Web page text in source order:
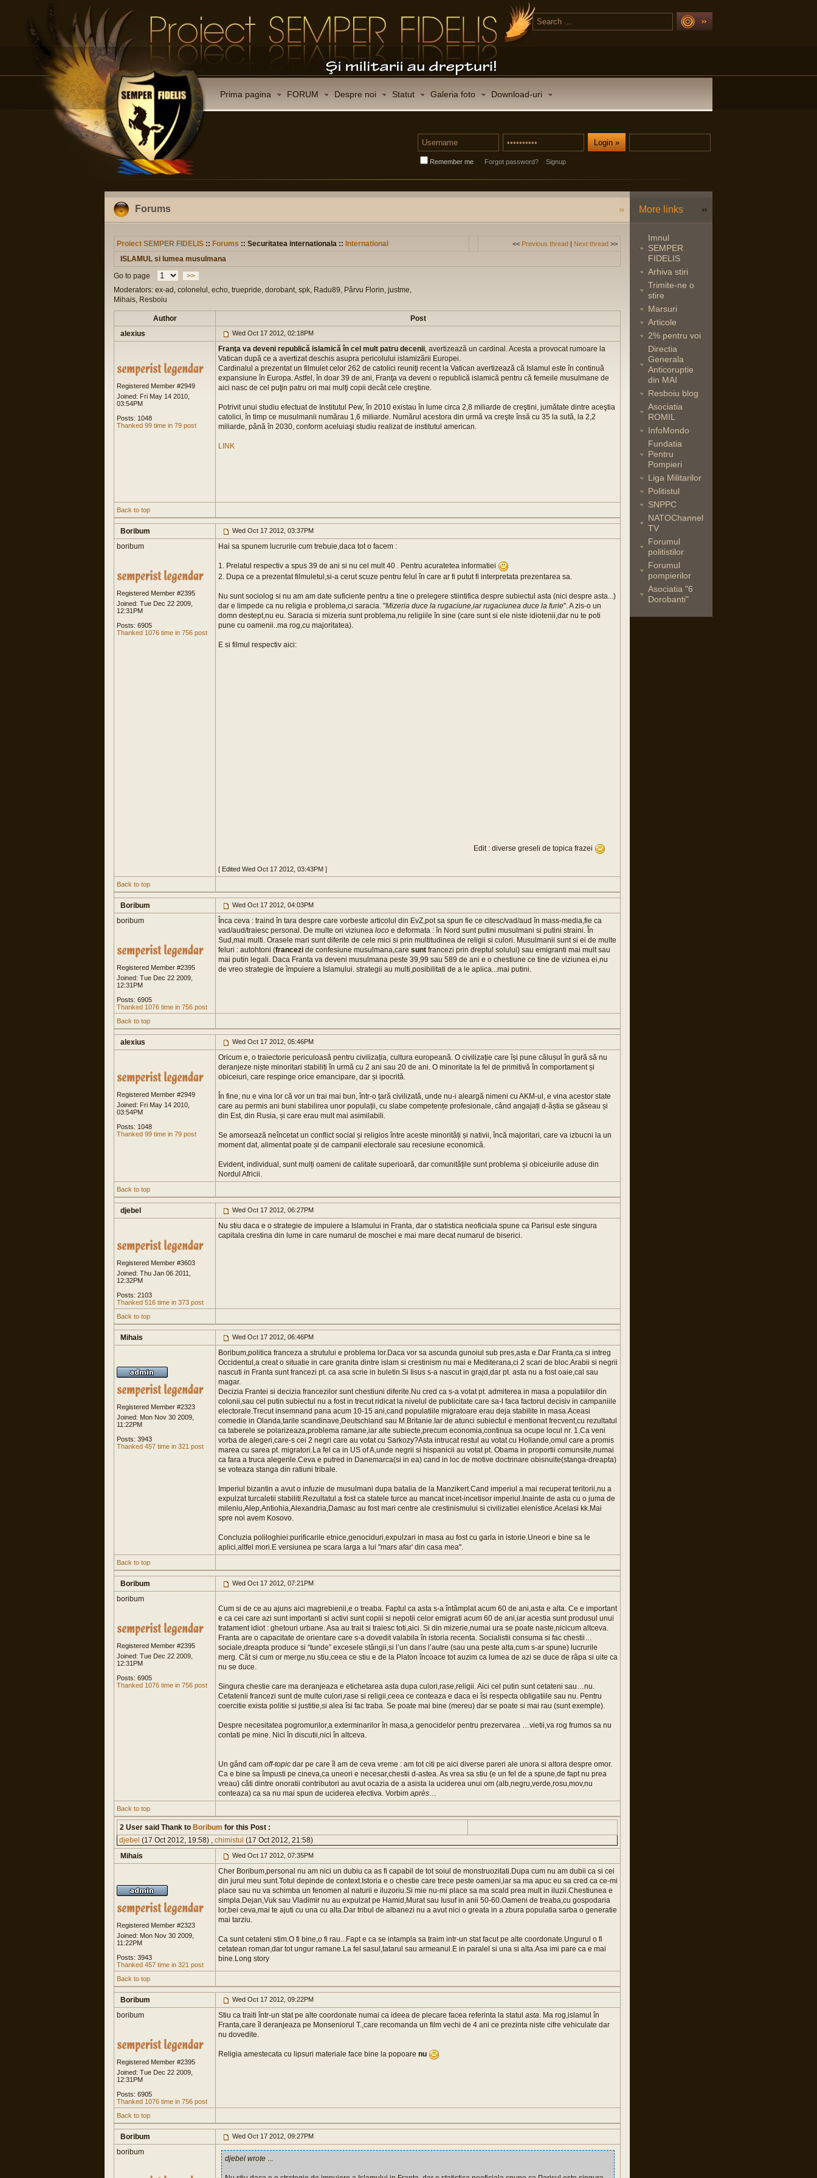
Prima pagina FORUM Despre noi Statut Galeria foto Download-uri
Remember me Forgot password? Signup
Forums
Proiect SEMPER FIDELIS :: Forums :: Securitatea internationala :: International << Previous thread | Next thread >>
ISLAMUL si lumea musulmana
Go to page
>>
Moderators: ex-ad, colonelul, echo, truepride, dorobant, spk, Radu89, Pârvu Florin, justme,
Mihais, Resboiu
Author
Post
alexius
Wed Oct 17 2012, 02:18PM
Registered Member #2949
Joined: Fri May 14 2010,
03:54PM
Posts: 1048
Thanked 99 time in 79 post
Franţa va deveni republică islamică în cel mult patru decenii, avertizează un cardinal. Acesta a provocat rumoare la
Vatican după ce a avertizat deschis asupra pericolului islamizării Europei.
Cardinalul a prezentat un filmulet celor 262 de catolici reuniţi recent la Vatican avertizează că Islamul este în continuă
expansiune în Europa. Astfel, în doar 39 de ani, Franţa va deveni o republică islamică pentru că femeile musulmane de
aici nasc de cel puţin patru ori mai mulţi copii decât cele creştine.
Potrivit unui studiu efectuat de Institutul Pew, în 2010 existau în lume circa 2,8 miliarde de creştini, jumătate dintre aceştia
catolici, în timp ce musulmanii numărau 1,6 miliarde. Numărul acestora din urmă va creşte însă cu 35 la sută, la 2,2
miliarde, până în 2030, conform aceluiaşi studiu realizat de institutul american.
LINK
Back to top
Boribum Wed Oct 17 2012, 03:37PM
boribum
Registered Member #2395
Joined: Tue Dec 22 2009,
12:31PM
Posts: 6905
Thanked 1076 time in 756 post
Hai sa spunem lucrurile cum trebuie,daca tot o facem :
1. Prelatul respectiv a spus 39 de ani si nu cel mult 40 . Pentru acuratetea informatiei
2. Dupa ce a prezentat filmuletul,si-a cerut scuze pentru felul în care ar fi putut fi interpretata prezentarea sa.
Nu sunt sociolog si nu am am date suficiente pentru a tine o prelegere stiintifica despre subiectul asta (nici despre asta...)
dar e limpede ca nu religia e problema,ci saracia. "Mizeria duce la rugaciune,iar rugaciunea duce la furie". A zis-o un
domn destept,nu eu. Saracia si mizeria sunt problema,nu religiile în sine (care sunt si ele niste idiotenii,dar nu te poti
pune cu oamenii..ma rog,cu majoritatea).
E si filmul respectiv aici:
Edit : diverse greseli de topica frazei
[ Edited Wed Oct 17 2012, 03:43PM ]
Back to top
Boribum Wed Oct 17 2012, 04:03PM
boribum
Registered Member #2395
Joined: Tue Dec 22 2009,
12:31PM
Posts: 6905
Thanked 1076 time in 756 post
Înca ceva : traind în tara despre care vorbeste articolul din EvZ,pot sa spun fie ce citesc/vad/aud în mass-media,fie ca
vad/aud/traiesc personal. De multe ori viziunea loco e deformata : în Nord sunt putini musulmani si putini straini. În
Sud,mai multi. Orasele mari sunt diferite de cele mici si prin multitudinea de religii si culori. Musulmanii sunt si ei de multe
feluri : autohtoni (francezi de confesiune musulmana,care sunt francezi prin dreptul solului) sau emigranti mai mult sau
mai putin legali. Daca Franta va deveni musulmana peste 39,99 sau 589 de ani e o chestiune ce tine de viziunea ei,nu
de vreo strategie de împuiere a Islamului. strategii au multi,posibilitati de a le aplica...mai putini.
Back to top
alexius Wed Oct 17 2012, 05:46PM
Registered Member #2949
Joined: Fri May 14 2010,
03:54PM
Posts: 1048
Thanked 99 time in 79 post
Oricum e, o traiectorie periculoasă pentru civilizația, cultura europeană. O civilizație care își pune călușul în gură să nu
deranjeze niște minoritari stabiliți în urmă cu 2 ani sau 20 de ani. O minoritate la fel de primitivă în comportament și
obiceiuri, care respinge orice emancipare, dar și ipocrită.
În fine, nu e vina lor că vor un trai mai bun, într-o țară civilizată, unde nu-i aleargă nimeni cu AKM-ul, e vina acestor state
care au permis ani buni stabilirea unor populații, cu slabe competențe profesionale, când angajați d-ăștia se găseau și
din Est, din Rusia, și care erau mult mai asimilabili.
Se amorsează neîncetat un conflict social și religios între aceste minorități și nativii, încă majoritari, care va izbucni la un
moment dat, alimentat poate și de campanii electorale sau recesiune economică.
Evident, individual, sunt mulți oameni de calitate superioară, dar comunitățile sunt problema și obiceiurile aduse din
Nordul Africii.
Back to top
djebel Wed Oct 17 2012, 06:27PM
Registered Member #3603
Joined: Thu Jan 06 2011,
12:32PM
Posts: 2103
Thanked 516 time in 373 post
Nu stiu daca e o strategie de impuiere a Islamului in Franta, dar o statistica neoficiala spune ca Parisul este singura
capitala crestina din lume in care numarul de moschei e mai mare decat numarul de biserici.
Back to top
Mihais Wed Oct 17 2012, 06:46PM
Registered Member #2323
Joined: Mon Nov 30 2009,
11:22PM
Posts: 3943
Thanked 457 time in 321 post
Boribum,politica franceza a strutului e problema lor.Daca vor sa ascunda gunoiul sub pres,asta e.Dar Franta,ca si intreg
Occidentul,a creat o situatie in care granita dintre islam si crestinism nu mai e Mediterana,ci 2 scari de bloc.Arabii si negrii
nascuti in Franta sunt francezi pt. ca asa scrie in buletin.Si Iisus s-a nascut in grajd,dar pt. asta nu a fost oaie,cal sau
magar.
Decizia Frantei si decizia francezilor sunt chestiuni diferite.Nu cred ca s-a votat pt. admiterea in masa a populatiilor din
colonii,sau cel putin subiectul nu a fost in trecut ridicat la nivelul de publicitate care sa-l faca factorul decisiv in campaniile
electorale.Trecut insemnand pana acum 10-15 ani,cand populatiile migratoare erau deja stabilite in masa.Aceasi
comedie in Olanda,tarile scandinave,Deutschland sau M.Britanie.Iar de atunci subiectul e mentionat frecvent,cu rezultatul
ca taberele se polarizeaza,problema ramane,iar alte subiecte,precum economia,continua sa ocupe locul nr. 1.Ca veni
vorba de alegeri,care-s cei 2 negri care au votat cu Sarkozy?Asta intrucat restul au votat cu Hollande,omul care a promis
marea cu sarea pt. migratori.La fel ca in US of A,unde negrii si hispanicii au votat pt. Obama in proportii comunsite,numai
ca fara a truca alegerile.Ceva e putred in Danemarca(si in ea) cand in loc de motive doctrinare obisnuite(stanga-dreapta)
se voteaza stanga din ratiuni tribale.
Imperiul bizantin a avut o infuzie de musulmani dupa batalia de la Manzikert.Cand imperiul a mai recuperat teritorii,nu a
expulzat turcaletii stabiliti.Rezultatul a fost ca statele turce au mancat incet-incetisor imperiul.Inainte de asta cu o juma de
mileniu,Alep,Antiohia,Alexandria,Damasc au fost mari centre ale crestinismului si civilizatiei elenistice.Acelasi kk.Mai
spre noi avem Kosovo.
Concluzia poliloghiei:purificarile etnice,genociduri,expulzari in masa au fost cu garla in istorie.Uneori e bine sa le
aplici,altfel mori.E versiunea pe scara larga a lui ''mars afar' din casa mea''.
Back to top
Boribum Wed Oct 17 2012, 07:21PM
boribum
Registered Member #2395
Joined: Tue Dec 22 2009,
12:31PM
Posts: 6905
Thanked 1076 time in 756 post
Cum si de ce au ajuns aici magrebienii,e o treaba. Faptul ca asta s-a întâmplat acum 60 de ani,asta e alta. Ce e important
e ca cei care azi sunt importanti si activi sunt copiii si nepotii celor emigrati acum 60 de ani,iar acestia sunt produsul unui
tratament idiot : ghetouri urbane. Asa au trait si traiesc toti,aici. Si din mizerie,numai ura se poate naste,nicicum altceva.
Franta are o capacitate de orientare care s-a dovedit valabila în istoria recenta. Socialistii consuma si fac chestii…
sociale,dreapta produce si “tunde” excesele stângii,si l’un dans l’autre (sau una peste alta,cum s-ar spune) lucrurile
merg. Cât si cum or merge,nu stiu,ceea ce stiu e de la Platon încoace tot auzim ca lumea de azi se duce de râpa si uite ca
nu se duce.
Singura chestie care ma deranjeaza e etichetarea asta dupa culori,rase,religii. Aici cel putin sunt cetateni sau…nu.
Cetatenii francezi sunt de multe culori,rase si religii,ceea ce conteaza e daca ei îsi respecta obligatiile sau nu. Pentru
coercitie exista politie si justitie,si alea îsi fac traba. Se poate mai bine (mereu) dar se poate si mai rau (sunt exemple).
Despre necesitatea pogromurilor,a exterminarilor în masa,a genocidelor pentru prezervarea …vietii,va rog frumos sa nu
contati pe mine. Nici în discutii,nici în altceva.
Un gând cam off-topic dar pe care îl am de ceva vreme : am tot citi pe aici diverse pareri ale unora si altora despre omor.
Ca e bine sa împusti pe cineva,ca uneori e necesar,chestii d-astea. As vrea sa stiu (e un fel de a spune,de fapt nu prea
vreau) câti dintre onoratii contributori au avut ocazia de a asista la uciderea unui om (alb,negru,verde,rosu,mov,nu
conteaza) ca sa nu mai spun de uciderea efectiva. Vorbim après…
Back to top
2 User said Thank to Boribum for this Post :
djebel (17 Oct 2012, 19:58) , chimistul (17 Oct 2012, 21:58)
Mihais
Wed Oct 17 2012, 07:35PM
Registered Member #2323
Joined: Mon Nov 30 2009,
11:22PM
Posts: 3943
Thanked 457 time in 321 post
Cher Boribum,personal nu am nici un dubiu ca as fi capabil de tot soiul de monstruozitati.Dupa cum nu am dubii ca si cei
din jurul meu sunt.Totul depinde de context.Istoria e o chestie care trece peste oameni,iar sa ma apuc eu sa cred ca ce-mi
place sau nu va schimba un fenomen al naturii e iluzoriu.Si mie nu-mi place sa ma scald prea mult in iluzii.Chestiunea e
simpla.Dejan,Vuk sau Vladimir nu au expulzat pe Hamid,Murat sau Iusuf in anii 50-60.Oameni de treaba,cu gospodaria
lor,bei ceva,mai te ajuti cu una cu alta.Dar tribul de albanezi nu a avut nici o greata in a zbura populatia sarba o generatie
mai tarziu.
Ca sunt cetateni stim.O fi bine,o fi rau...Fapt e ca se intampla sa traim intr-un stat facut pe alte coordonate.Ungurul o fi
cetatean roman,dar tot ungur ramane.La fel sasul,tatarul sau armeanul.E in paralel si una si alta.Asa imi pare ca e mai
bine.Long story
Back to top
Boribum Wed Oct 17 2012, 09:22PM
boribum
Registered Member #2395
Joined: Tue Dec 22 2009,
12:31PM
Posts: 6905
Thanked 1076 time in 756 post
Stiu ca traiti într-un stat pe alte coordonate numai ca ideea de plecare facea referinta la statul asta. Ma rog,islamul în
Franta,care îl deranjeaza pe Monseniorul T.,care recomanda un film vechi de 4 ani ce prezinta niste cifre vehiculate dar
nu dovedite.
Religia amestecata cu lipsuri materiale face bine la popoare nu
Back to top
Boribum Wed Oct 17 2012, 09:27PM
boribum
djebel wrote ...
More links
Imnul
SEMPER
FIDELIS
Arhiva stiri
Trimite-ne o
stire
Marsuri
Articole
2% pentru voi
Directia
Generala
Anticoruptie
din MAI
Resboiu blog
Asociatia
ROMIL
InfoMondo
Fundatia
Pentru
Pompieri
Liga Militarilor
Politistul
SNPPC
NATOChannel
TV
Forumul
politistilor
Forumul
pompierilor
Asociatia "6
Dorobanti"